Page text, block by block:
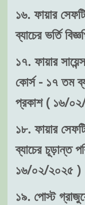
১৬. ফায়ার
ব্যাচের ভর্তি
১৭. ফায়ার
কোর্স - ১৭ তম
প্রকাশ ( ১৬/
১৮. ফায়ার
ব্যাচের চূড়ান্ত
১৬/০২/২০২৫ )
১৯. পোস্ট